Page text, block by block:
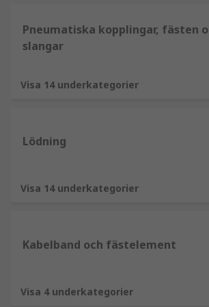
Pneumatiska kopplingar, fästen
slangar
Visa 14 underkategorier
Lödning
Visa 14 underkategorier
Kabelband och fästelement
Visa 4 underkategorier